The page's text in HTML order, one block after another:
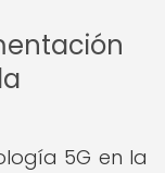
5G en la